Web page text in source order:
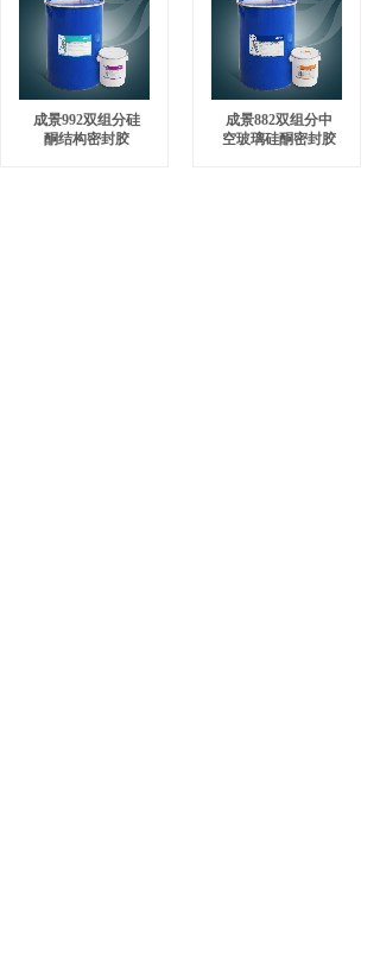
成景992双组分硅
酮结构密封胶
成景882双组分中
空玻璃硅酮密封胶